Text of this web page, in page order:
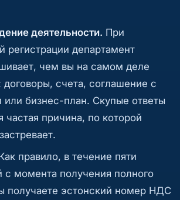
деятельности. При
регистрации департамент
чем вы на самом деле
договоры, счета, соглашение с
или бизнес-план. Скупые ответы
частая причина, по которой
правило, в течение пяти
с момента получения полного
получаете эстонский номер НДС